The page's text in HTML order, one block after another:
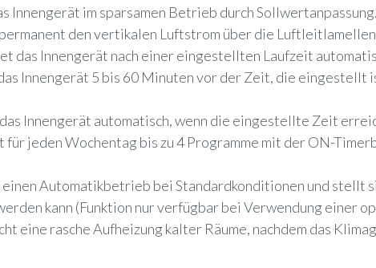
Innengerät im sparsamen Betrieb durch Sollwertanpassung.
den vertikalen Luftstrom über die
das Innengerät nach einer eingestellten Laufzeit
Innengerät 5 bis 60 Minuten vor der Zeit, die
Innengerät automatisch, wenn die eingestellte Zeit
jeden Wochentag bis zu 4 Programme mit der ON-
Automatikbetrieb bei Standardkonditionen und stellt
kann (Funktion nur verfügbar bei Verwendung einer
eine rasche Aufheizung kalter Räume, nachdem das